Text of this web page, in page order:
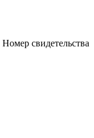
Номер свидетельства